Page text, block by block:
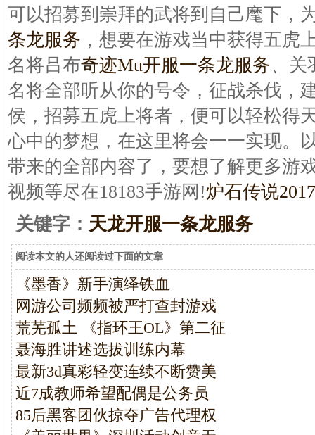
可以招募到崇拜的武将到自己麾下，
条龙服务 ，想要在游戏当中获得五虎
名将吕布奇迹Mu开服一条龙服务、关
名将全部听从你的号令，征战杀伐，
侯，招募五虎上将者，便可以轻松得
心中的梦想，在这里将会一一实现。
带来的全部内容了，要想了解更多游
视频等尽在18183手游网!炉石传说
关键字： 天龙开服一条龙服务
阅读本文的人还阅读过下面的文章
《墨香》新手演绎铁血
网游公司频频被严打查封游戏
荒芜孤土 《指环王OL》第二征
聂海胜讲述选拔训练内幕
最新3d真彩轻变连续不断赞美
近7成教师希望配偶是公务员
85后黑客团伙掠夺广告代理权